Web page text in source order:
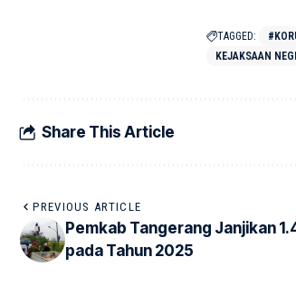
TAGGED:
KEJAKSAAN
Share This Article
PREVIOUS ARTICLE
Pemkab Tangerang Janjikan
pada Tahun 2025